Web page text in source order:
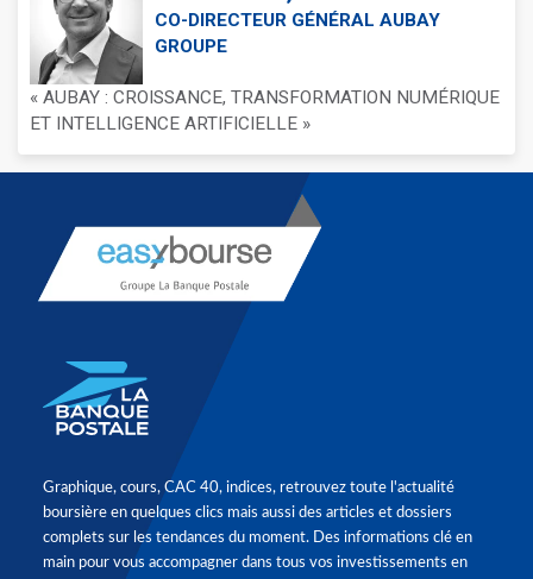
CO-DIRECTEUR GÉNÉRAL AUBAY
GROUPE
« AUBAY : CROISSANCE, TRANSFORMATION NUMÉRIQUE
ET INTELLIGENCE ARTIFICIELLE »
Graphique, cours, CAC 40, indices, retrouvez toute l'actualité
boursière en quelques clics mais aussi des articles et dossiers
complets sur les tendances du moment. Des informations clé en
main pour vous accompagner dans tous vos investissements en